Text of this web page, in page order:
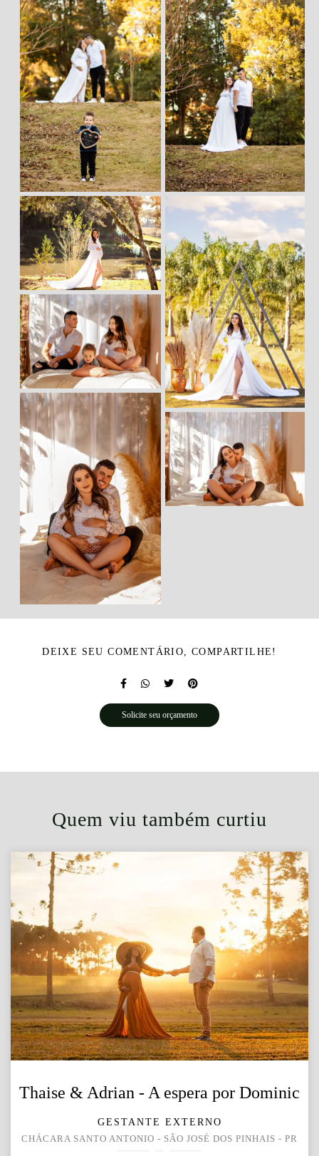
DEIXE SEU COMENTÁRIO, COMPARTILHE!
Solicite seu orçamento
Quem viu também curtiu
Thaise & Adrian - A espera por Dominic
GESTANTE EXTERNO
CHÁCARA SANTO ANTONIO - SÃO JOSÉ DOS PINHAIS - PR